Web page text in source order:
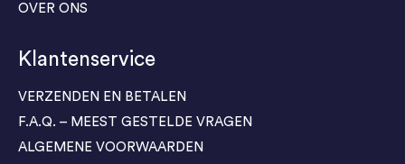
OVER ONS
Klantenservice
VERZENDEN EN BETALEN
F.A.Q. – MEEST GESTELDE VRAGEN
ALGEMENE VOORWAARDEN